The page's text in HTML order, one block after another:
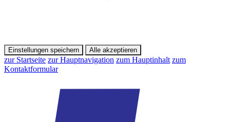
Einstellungen speichern Alle akzeptieren
zur Startseite zur Hauptnavigation zum Hauptinhalt zum
Kontaktformular